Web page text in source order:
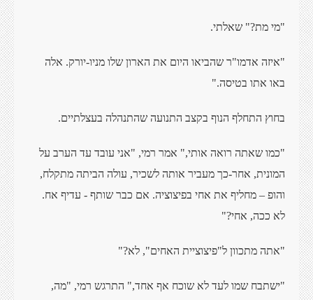
"מי מת?" שאלתי.
"איזה אדמו"ר שהביאו היום את הארון שלו מניו-יורק. אלה
באו אתו בטיסה."
בחוץ התחלף הנוף בקצב התנועה שהתנהלה בעצלתיים.
"כמו שאתה רואה אותי," אמר רמי, "אני עובד עד הערב על
המונית, אחר-כך מעביר אותה לשכיר, עולה הביתה מתקלח,
והופ – מחליף את אחי בפיצוציה. אם כבר שותף - עדיף אח.
לא ככה, אחי?"
"אתה מתכוון ל"פיצוציית האחים", לא?"
"ישתבח שמו לעד לא שוכח אף אחד," התרגש רמי, "מה,